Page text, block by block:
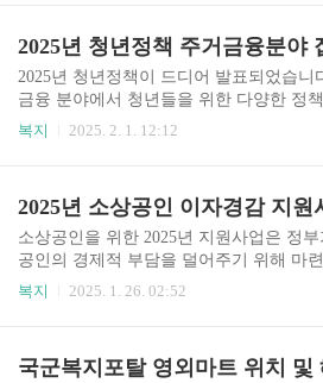
니다. 손주돌봄수당 신청 바로가기👆 손
당이란? 손주돌봄수당은 조부모가 손주를
경우에 지급되는 수당으로, 아동의 양육을
기 위해 마련된 제도입니다. 이 제도는 조
주를 돌보는 경우에 경제적 부담을 덜어주
경우가 많아지면서, 이러한 지원이 필요
식이 확산되고 있습니다. 지원대상 ..
2025년 청년정책이 드디어 발표되었습니
금융 분야에서 청년들을 위한 다양한 정
련되었는데, 이 글에서는 그 내용을 자세
주거 환경을 제공하기 위해 다양한 방안
되었습니다. 이를 통해 청년들이 좀 더 나
서 주거생활을 할 수 있도록 지원하는 것
지입니다. 2025 청년정책 바로가기👆 주
원 정책 청년들을 위한 주거금융 지원 정
입이다. 예를 들어, 청년들이 주택구입을
복지 2025. 2. 1. 12:12
소상공인을 위한 2025년 지원사업은 정
공인의 경제적 부담을 덜어주기 위해 마
한 프로그램입니다. 이 사업은 최대 7천억
지원 조건, 신청 방법 등을 알아보겠습
복지 2025. 1. 26. 02:52